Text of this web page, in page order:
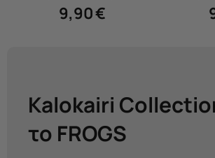
9,90€
Kalokairi
το FROGS